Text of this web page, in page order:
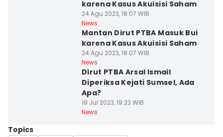
karena Kasus Akuisisi Saham
24 Agu 2023, 18:07 WIB
News
Mantan Dirut PTBA Masuk Bui
karena Kasus Akuisisi Saham
24 Agu 2023, 18:07 WIB
News
Dirut PTBA Arsal Ismail
Diperiksa Kejati Sumsel, Ada
Apa?
19 Jul 2023, 19:23 WIB
News
Topics